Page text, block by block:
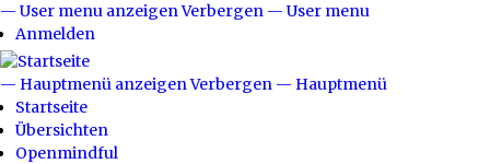
Direkt
zum
Inhalt
User
menu
— User menu anzeigenVerbergen — User menu
Anmelden
Hauptmenü
— Hauptmenü anzeigen Verbergen — Hauptmenü
Startseite
Übersichten
Openmindful